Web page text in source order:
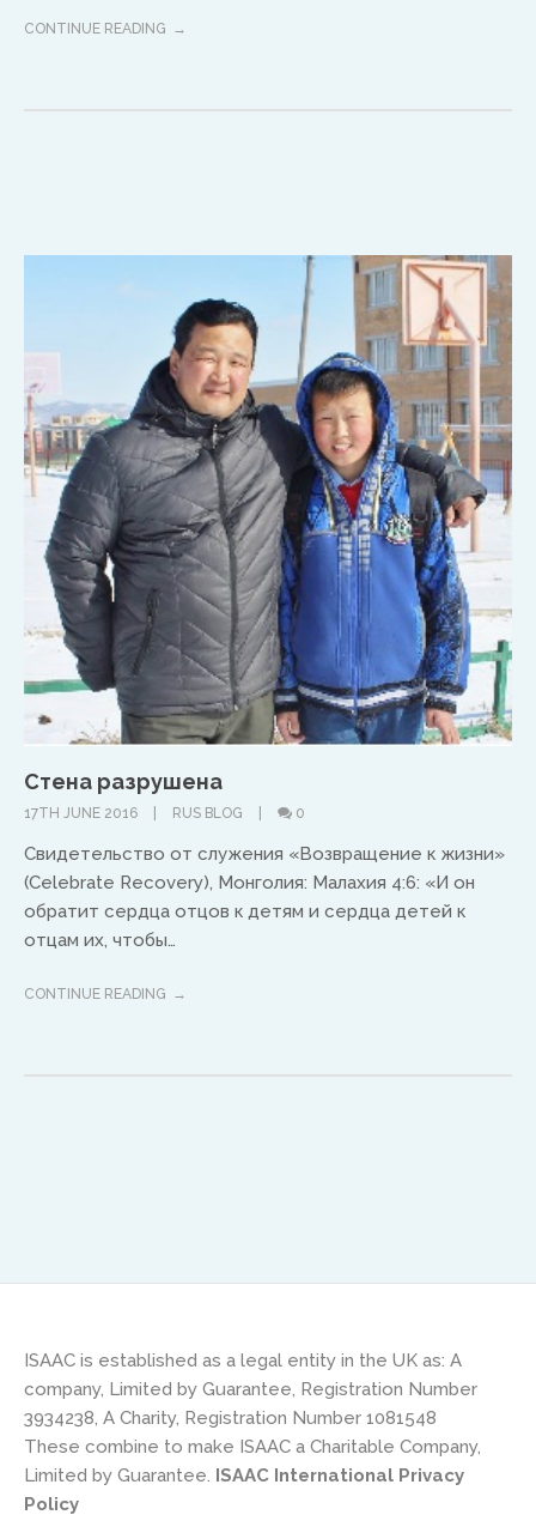
CONTINUE READING
Стена разрушена
17TH JUNE 2016 RUS BLOG 0
Свидетельство от служения «Возвращение к жизни»
(Celebrate Recovery), Монголия: Малахия 4:6: «И он
обратит сердца отцов к детям и сердца детей к
отцам их, чтобы…
CONTINUE READING
ISAAC is established as a legal entity in the UK as: A
company, Limited by Guarantee, Registration Number
3934238, A Charity, Registration Number 1081548
These combine to make ISAAC a Charitable Company,
Limited by Guarantee. ISAAC International Privacy
Policy
Asia and Oceana
Warwick Murphy
warwick@isaacasia.org
South America
ivanalvaradov@yahoo.com